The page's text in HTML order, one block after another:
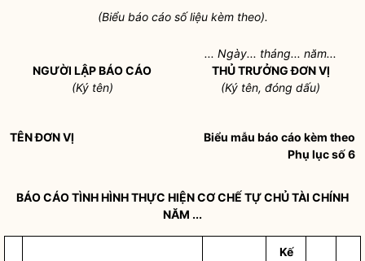
(Biểu báo cáo số liệu kèm theo).
NGƯỜI LẬP BÁO CÁO
(Kýtên)
... Ngày... tháng... năm...
THỦ TRƯỞNG ĐƠN VỊ
(Ký tên, đóng dấu)
TÊN ĐƠN VỊ
Biểu mẫu báo cáo kèm theo
Phụ lục số 6
BÁO CÁO TÌNH HÌNH THỰC HIỆN CƠ CHẾ TỰ CHỦ TÀI CHÍNH
NĂM ...
Kế